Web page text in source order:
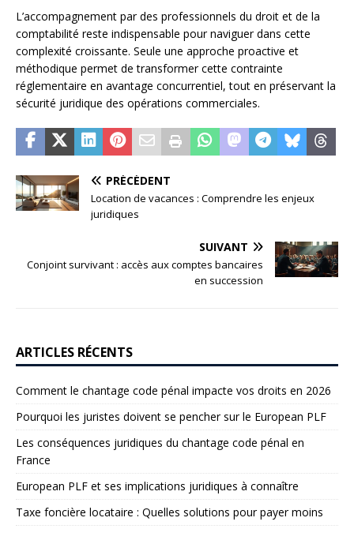
L’accompagnement par des professionnels du droit et de la
comptabilité reste indispensable pour naviguer dans cette
complexité croissante. Seule une approche proactive et
méthodique permet de transformer cette contrainte
réglementaire en avantage concurrentiel, tout en préservant la
sécurité juridique des opérations commerciales.
PRÉCÉDENT
Location de vacances : Comprendre les enjeux
juridiques
SUIVANT
Conjoint survivant : accès aux comptes bancaires
en succession
ARTICLES RÉCENTS
Comment le chantage code pénal impacte vos droits en 2026
Pourquoi les juristes doivent se pencher sur le European PLF
Les conséquences juridiques du chantage code pénal en
France
European PLF et ses implications juridiques à connaître
Taxe foncière locataire : Quelles solutions pour payer moins